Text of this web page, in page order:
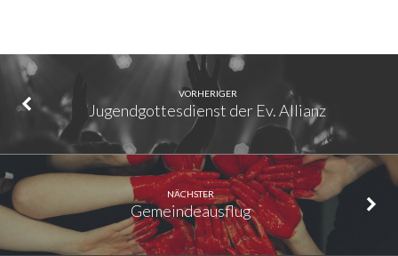
Tischabendmahl
VORHERIGER
Jugendgottesdienst der Ev. Allianz
NÄCHSTER
Gemeindeausflug